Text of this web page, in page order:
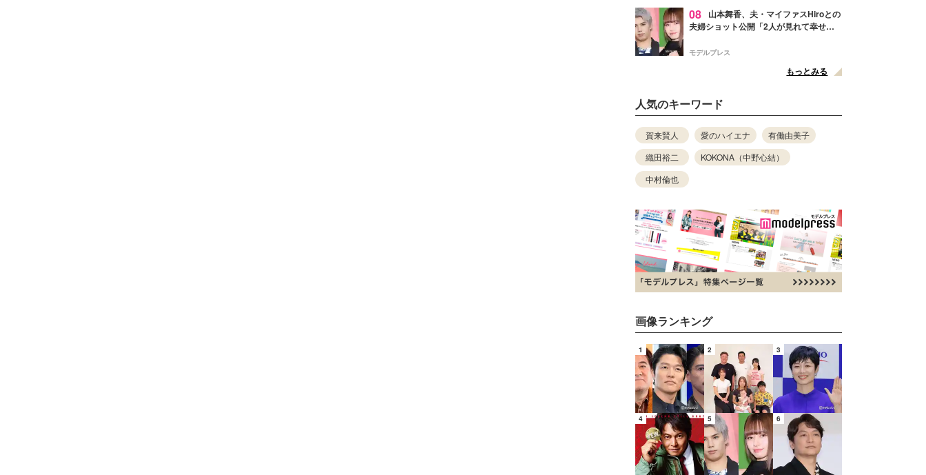
08
山本舞香、夫・マイファスHiroとの
夫婦ショット公開「2人が見れて幸せ」
モデルプレス
もっとみる
人気のキーワード
賀来賢人 愛のハイエナ
有働由美子
織田裕二
KOKONA（中野心結）
中村倫也
画像ランキング
1 2 3
4 5 6